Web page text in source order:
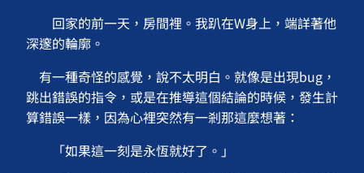
回家的前一天，房間裡。我趴在W身上，端詳著他
深邃的輪廓。
有一種奇怪的感覺，說不太明白。就像是出現bug，
跳出錯誤的指令，或是在推導這個結論的時候，發生計
算錯誤一樣，因為心裡突然有一剎那這麼想著：
「如果這一刻是永恆就好了。」